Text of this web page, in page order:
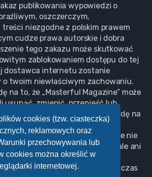
cookies (tzw. ciasteczka)
reklamowych oraz
przechowywania lub
cookies można określić w
internetowej.
publikowania wypowiedzi o
oszczerczym,
niezgodne z polskim prawem
cudze prawa autorskie i dobra
tego zakazu może skutkować
zablokowaniem dostępu do tej
dostawca internetu zostanie
o twoim niewłaściwym zachowaniu.
na to, że „Masterful Magazine” może
usunąć, zmienić, przenieść lub
twój temat, post. Wyrażasz zgodę na
podanych przez ciebie
bazie danych. Informacje te nie
nikomu bez twojej zgody, ale ani
ani phpBB nie ponosi
za włamania do witryny, podczas